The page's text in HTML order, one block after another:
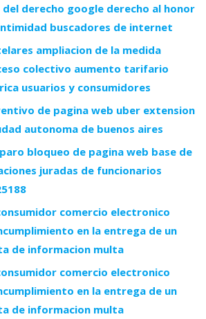
derecho google derecho al honor
buscadores de internet
ampliacion de la medida
colectivo aumento tarifario
usuarios y consumidores
de pagina web uber extension
autonoma de buenos aires
bloqueo de pagina web base de
juradas de funcionarios
comercio electronico
en la entrega de un
de informacion multa
comercio electronico
en la entrega de un
de informacion multa